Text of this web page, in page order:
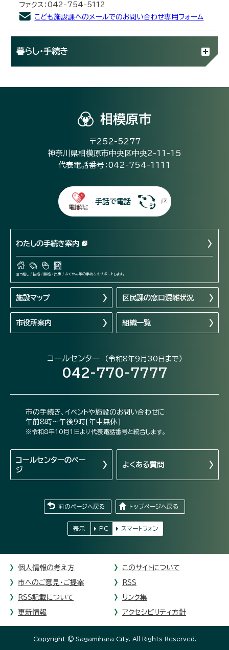
ファクス：042-754-5112
こども施設課へのメールでのお問い合わせ専用フォーム
暮らし・手続き
相模原市
〒252-5277
神奈川県相模原市中央区中央2-11-15
代表電話番号：042-754-1111
手話で電話
わたしの手続き案内
引っ越し / 結婚 / 離婚 / 出産 / おくやみ等の手続きをサポートします。
施設マップ 区民課の窓口混雑状況
市役所案内 組織一覧
コールセンター （令和8年9月30日まで）
042-770-7777
市の手続き、イベントや施設のお問い合わせに
午前8時～午後9時[年中無休]
※令和8年10月1日より代表電話番号と統合します。
コールセンターのペー
ジ
よくある質問
前のページへ戻る トップページへ戻る
表示 PC スマートフォン
個人情報の考え方 このサイトについて
市へのご意見・ご提案 RSS
RSS記載について リンク集
更新情報 アクセシビリティ方針
Copyright © Sagamihara City. All Rights Reserved.